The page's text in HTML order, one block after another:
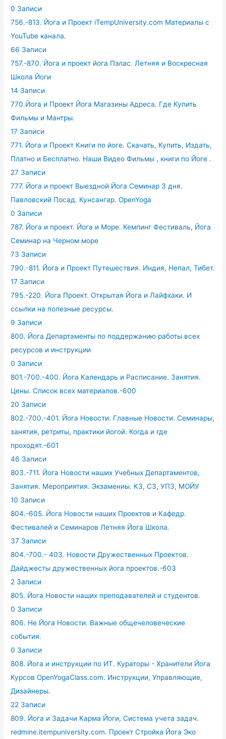
0 Записи
756.-813. Йога и Проект iTempUniversity.com Материалы с
YouTube канала.
66 Записи
757.-870. Йога и проект йога Пэлас. Летняя и Воскресная
Школа Йоги
14 Записи
770.Йога и Проект Йога Магазины Адреса. Где Купить
Фильмы и Мантры.
17 Записи
771. Йога и Проект Книги по йоге. Скачать, Купить, Издать,
Платно и Бесплатно. Наши Видео Фильмы , книги по Йоге .
27 Записи
777. Йога и проект Выездной Йога Семинар 3 дня.
Павловский Посад. Кунсангар. OpenYoga
0 Записи
787. Йога и проект. Йога и Море. Кемпинг Фестиваль, Йога
Семинар на Черном море
73 Записи
790.-811. Йога и Проект Путешествия. Индия, Непал, Тибет.
17 Записи
795.-220. Йога Проект. Открытая Йога и Лайфхаки. И
ссылки на полезные ресурсы.
9 Записи
800. Йога Департаменты по поддержанию работы всех
ресурсов и инструкции
0 Записи
801.-700.-400. Йога Календарь и Расписание. Занятия.
Цены. Список всех материалов.-600
20 Записи
802.-700.-401. Йога Новости. Главные Новости. Семинары,
занятия, ретриты, практики йогой. Когда и где
проходят.-601
46 Записи
803.-711. Йога Новости наших Учебных Департаментов,
Занятия. Мероприятия. Экзамениы. КЗ, СЗ, УПЗ, МОЙУ
10 Записи
804.-605. Йога Новости наших Проектов и Кафедр.
Фестивалей и Семинаров Летняя Йога Школа.
37 Записи
804.-700.- 403. Новости Дружественных Проектов.
Дайджесты дружественных йога проектов.-603
2 Записи
805. Йога Новости наших преподавателей и студентов.
0 Записи
806. Не Йога Новости. Важные общечеловеческие
события.
0 Записи
808. Йога и инструкции по ИТ. Кураторы - Хранители Йога
Курсов OpenYogaClass.com. Инструкции, Управляющие,
Дизайнеры.
22 Записи
809. Йога и Задачи Карма Йоги, Система учета задач.
redmine.itempuniversity.com. Проект Стройка Йога Эко